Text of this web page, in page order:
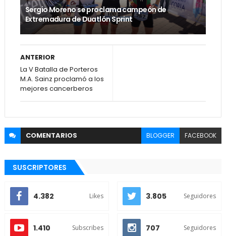
Sergio Moreno se proclama campeón de
Extremadura de Duatlón Sprint
ANTERIOR
La V Batalla de Porteros
M.A. Sainz proclamó a los
mejores cancerberos
COMENTARIOS BLOGGER FACEBOOK
SUSCRIPTORES
4.382 Likes 3.805 Seguidores
1.410 Subscribes 707 Seguidores